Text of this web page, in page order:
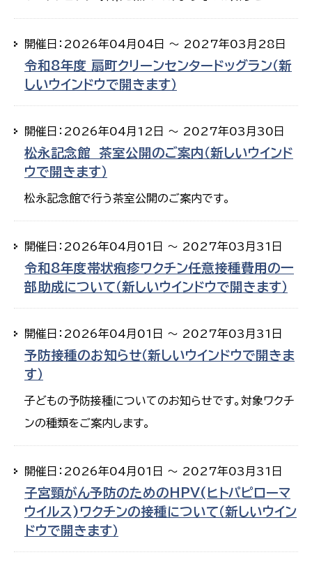
開催日：2026年04月04日 ～ 2027年03月28日
令和8年度 扇町クリーンセンタードッグラン（新
しいウインドウで開きます）
開催日：2026年04月12日 ～ 2027年03月30日
松永記念館 茶室公開のご案内（新しいウインド
ウで開きます）
松永記念館で行う茶室公開のご案内です。
開催日：2026年04月01日 ～ 2027年03月31日
令和8年度帯状疱疹ワクチン任意接種費用の一
部助成について（新しいウインドウで開きます）
開催日：2026年04月01日 ～ 2027年03月31日
予防接種のお知らせ（新しいウインドウで開きま
す）
子どもの予防接種についてのお知らせです。対象ワクチ
ンの種類をご案内します。
開催日：2026年04月01日 ～ 2027年03月31日
子宮頸がん予防のためのHPV(ヒトパピローマ
ウイルス)ワクチンの接種について（新しいウイン
ドウで開きます）